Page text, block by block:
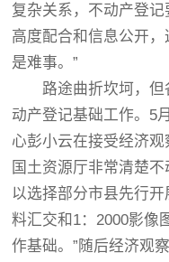
复杂关系，不动产登
高度配合和信息公开
是难事。”
路途曲折坎坷，
动产登记基础工作。5
心彭小云在接受经济
国土资源厅非常清楚
以选择部分市县先行
料汇交和1：2000影像
作基础。”随后经济观